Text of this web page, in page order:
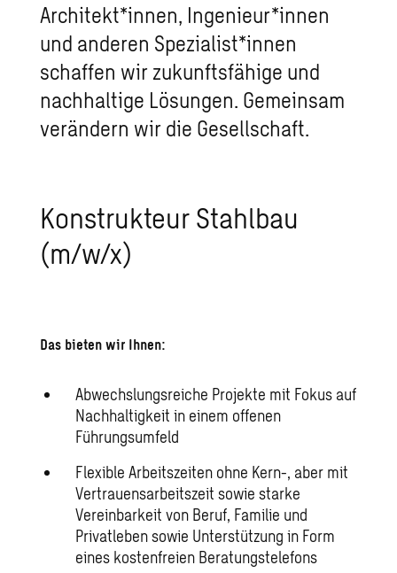
Architekt*innen, Ingenieur*innen
und anderen Spezialist*innen
schaffen wir zukunftsfähige und
nachhaltige Lösungen. Gemeinsam
verändern wir die Gesellschaft.
Konstrukteur Stahlbau
(m/w/x)
Das bieten wir Ihnen:
Abwechslungsreiche Projekte mit Fokus auf
Nachhaltigkeit in einem offenen
Führungsumfeld
Flexible Arbeitszeiten ohne Kern-, aber mit
Vertrauensarbeitszeit sowie starke
Vereinbarkeit von Beruf, Familie und
Privatleben sowie Unterstützung in Form
eines kostenfreien Beratungstelefons